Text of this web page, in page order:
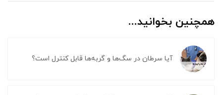
همچنین بخوانید...
آیا سرطان در سگ‌ها و گربه‌ها قابل کنترل است؟